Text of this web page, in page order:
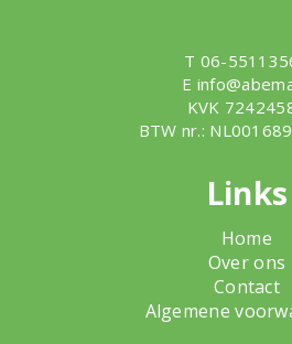
T 06-
E
KVK
BTW nr.:
Links
Home
Over ons
Contact
Algemene